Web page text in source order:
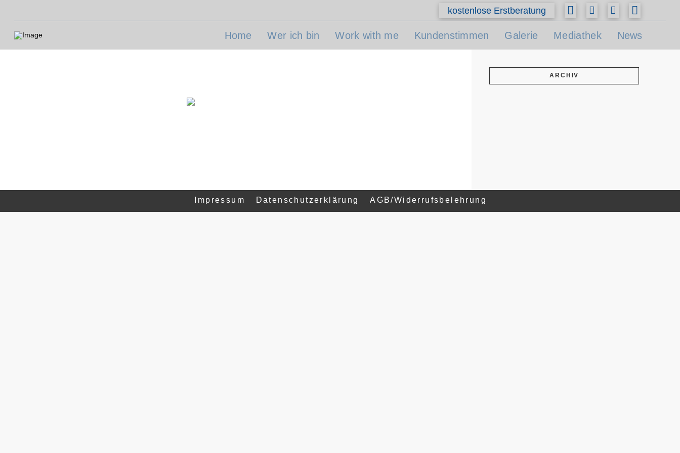
kostenlose Erstberatung
Home Wer ich bin Work with me Kundenstimmen Galerie Mediathek News
ARCHIV
Impressum Datenschutzerklärung AGB/Widerrufsbelehrung